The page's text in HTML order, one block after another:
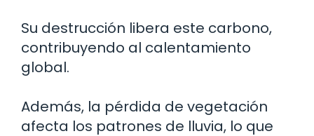
Su destrucción libera este carbono,
contribuyendo al calentamiento
global.
Además, la pérdida de vegetación
afecta los patrones de lluvia, lo que